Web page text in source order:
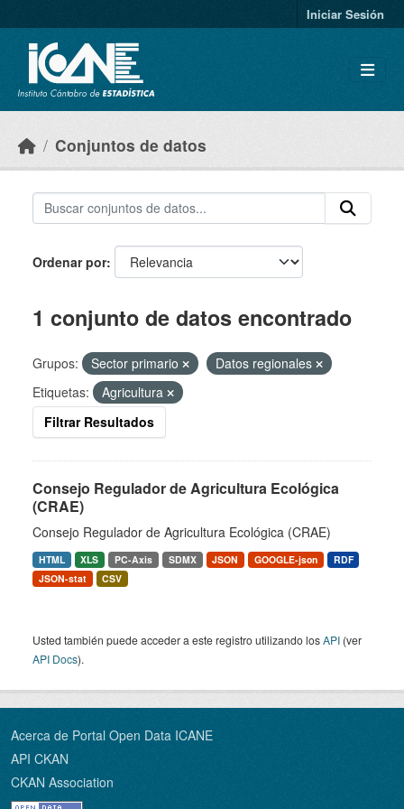
Iniciar Sesión
Conjuntos de datos
Ordenar por
1 conjunto de datos encontrado
Grupos: Sector primario
Datos regionales
Etiquetas:
Agricultura
Filtrar Resultados
Consejo Regulador de Agricultura Ecológica
(CRAE)
Consejo Regulador de Agricultura Ecológica (CRAE)
HTML XLS PC-Axis SDMX JSON GOOGLE-json
RDF
JSON-stat
CSV
Usted también puede acceder a este registro utilizando losAPI (ver
API Docs).
Acerca de Portal Open Data ICANE
API CKAN
CKAN Association